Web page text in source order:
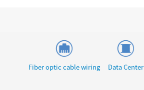
Fiber optic cable wiring Data Center